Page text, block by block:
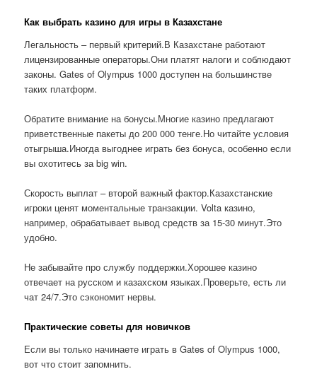
Как выбрать казино для игры в Казахстане
Легальность – первый критерий.В Казахстане работают
лицензированные операторы.Они платят налоги и соблюдают
законы. Gates of Olympus 1000 доступен на большинстве
таких платформ.
Обратите внимание на бонусы.Многие казино предлагают
приветственные пакеты до 200 000 тенге.Но читайте условия
отыгрыша.Иногда выгоднее играть без бонуса, особенно если
вы охотитесь за big win.
Скорость выплат – второй важный фактор.Казахстанские
игроки ценят моментальные транзакции. Volta казино,
например, обрабатывает вывод средств за 15-30 минут.Это
удобно.
Не забывайте про службу поддержки.Хорошее казино
отвечает на русском и казахском языках.Проверьте, есть ли
чат 24/7.Это сэкономит нервы.
Практические советы для новичков
Если вы только начинаете играть в Gates of Olympus 1000,
вот что стоит запомнить.